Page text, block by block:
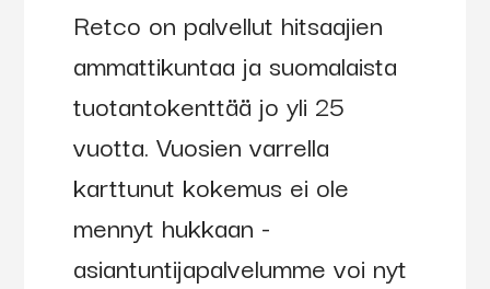
Retco on palvellut hitsaajien
ammattikuntaa ja suomalaista
tuotantokenttää jo yli 25
vuotta. Vuosien varrella
karttunut kokemus ei ole
mennyt hukkaan -
asiantuntijapalvelumme voi nyt